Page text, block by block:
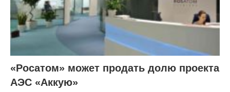
«Росатом» может продать долю проекта
АЭС «Аккую»